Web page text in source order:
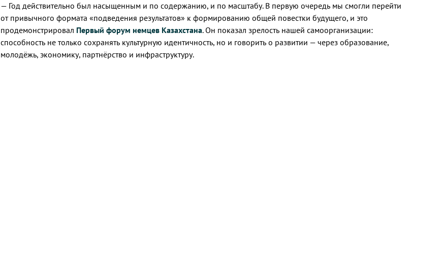
— Год действительно был насыщенным и по содержанию, и по масштабу. В первую очередь мы смогли перейти
от привычного формата «подведения результатов» к формированию общей повестки будущего, и это
продемонстрировал Первый форум немцев Казахстана. Он показал зрелость нашей самоорганизации:
способность не только сохранять культурную идентичность, но и говорить о развитии — через образование,
молодёжь, экономику, партнёрство и инфраструктуру.